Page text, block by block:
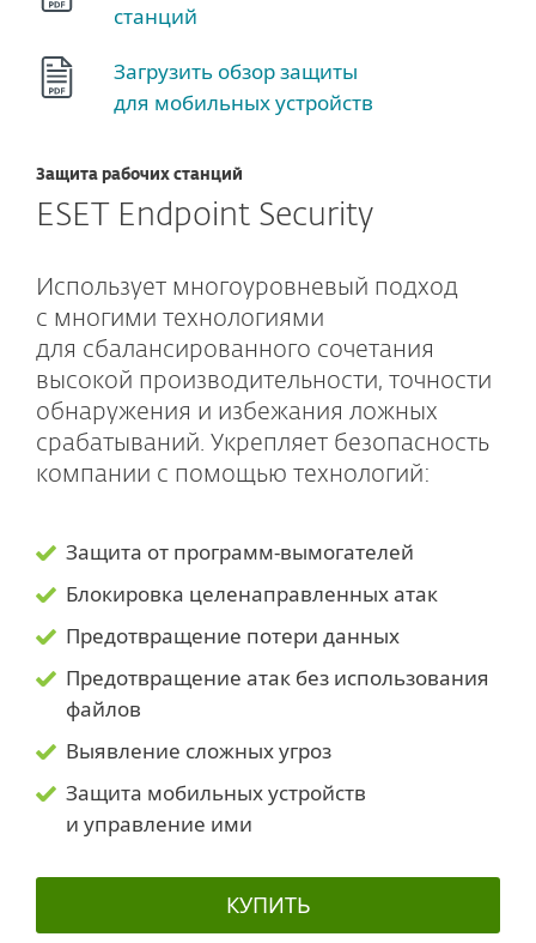
станций
Загрузить обзор защиты
для мобильных устройств
Защита рабочих станций
ESET Endpoint Security
Использует многоуровневый подход
с многими технологиями
для сбалансированного сочетания
высокой производительности, точности
обнаружения и избежания ложных
срабатываний. Укрепляет безопасность
компании с помощью технологий:
Защита от программ-вымогателей
Блокировка целенаправленных атак
Предотвращение потери данных
Предотвращение атак без использования
файлов
Выявление сложных угроз
Защита мобильных устройств
и управление ими
КУПИТЬ